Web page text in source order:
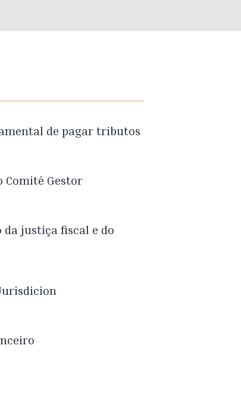
de pagar tributos
Comitê Gestor
da justiça fiscal e do